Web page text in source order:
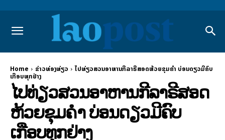
Home ​ຂ່າວທ່ອງທ່ຽວ
ໄປທ່ຽວສວນອາຫານກີລາຣີສອດຫ້ວຍຂຸມຄຳ ບ່ອນດຽວມີຄົບ
ເກືອບທຸກຢ່າງ
ໄປທ່ຽວສວນອາຫານກີລາຣີສອດ
ຫ້ວຍຂຸມຄຳ ບ່ອນດຽວມີຄົບ
ເກືອບທຸກຢ່າງ